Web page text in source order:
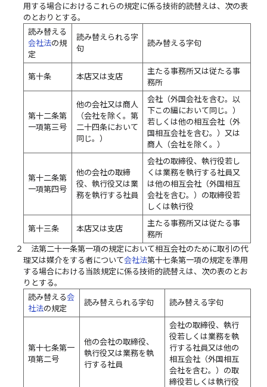
用する場合におけるこれらの規定に係る技術的読替えは、次の表
のとおりとする。
読み替える
会社法の規
定
読み替えられる字
句
読み替える字句
第十条 本店又は支店
主たる事務所又は従たる事
務所
第十二条第
一項第三号
他の会社又は商人
（会社を除く。第
二十四条において
同じ。）
会社（外国会社を含む。以
下この編において同じ。）
若しくは他の相互会社（外
国相互会社を含む。）又は
商人（会社を除く。）
第十二条第
一項第四号
他の会社の取締
役、執行役又は業
務を執行する社員
会社の取締役、執行役若し
くは業務を執行する社員又
は他の相互会社（外国相互
会社を含む。）の取締役若
しくは執行役
第十三条 本店又は支店
主たる事務所又は従たる事
務所
２
法第二十一条第一項の規定において相互会社のために取引の代
理又は媒介をする者について会社法第十七条第一項の規定を準用
する場合における当該規定に係る技術的読替えは、次の表のとお
りとする。
読み替える会
社法の規定
読み替えられる字句 読み替える字句
第十七条第一
項第二号
他の会社の取締役、
執行役又は業務を執
行する社員
会社の取締役、執行
役若しくは業務を執
行する社員又は他の
相互会社（外国相互
会社を含む。）の取
締役若しくは執行役